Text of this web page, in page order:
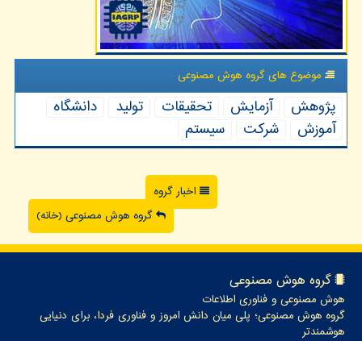
موضوع های گروه هوش مصنوعی
پژوهش آزمایش تحقیقات تولید
دانشگاه
آموزش
شركت سیستم
اخبار گروه
گروه هوش مصنوعی (خانه)
گروه هوش مصنوعی
هوش مصنوعی و فناوری اطلاعات
گروه هوش مصنوعی؛ پلی میان دانش امروز و فناوری فردا، برای دنیایی
هوشمندتر